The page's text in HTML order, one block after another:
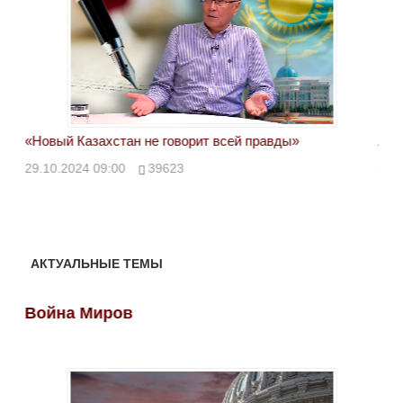
«Новый Казахстан не говорит всей правды»
29.10.2024 09:00 39623
АКТУАЛЬНЫЕ ТЕМЫ
Война Миров